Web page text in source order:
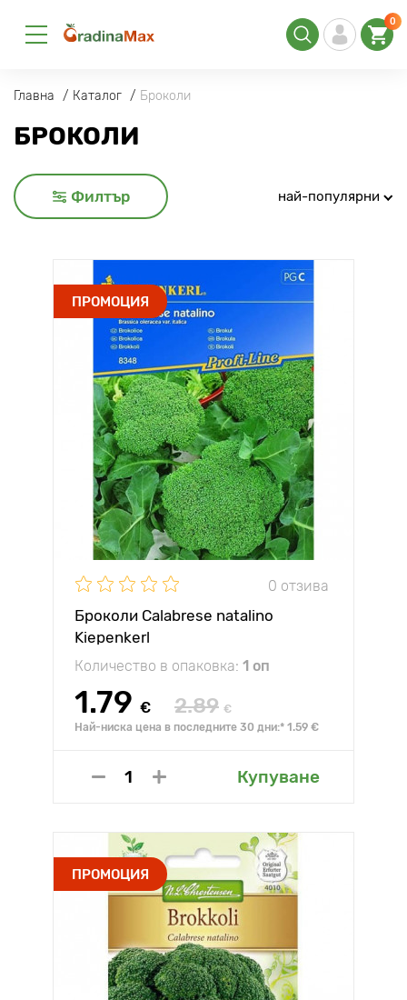
0
Главна Каталог Броколи
БРОКОЛИ
Филтър най-популярни
ПРОМОЦИЯ
0 отзива
Броколи Calabrese natalino
Kiepenkerl
Количество в опаковка: 1 оп
1.79 € 2.89 €
Най-ниска цена в последните 30 дни:* 1.59 €
Купуване
ПРОМОЦИЯ